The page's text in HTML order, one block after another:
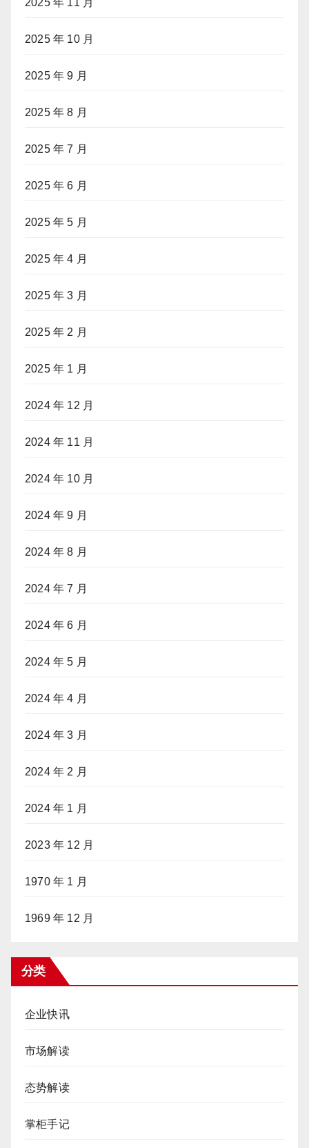
2025 年 11 月
2025 年 10 月
2025 年 9 月
2025 年 8 月
2025 年 7 月
2025 年 6 月
2025 年 5 月
2025 年 4 月
2025 年 3 月
2025 年 2 月
2025 年 1 月
2024 年 12 月
2024 年 11 月
2024 年 10 月
2024 年 9 月
2024 年 8 月
2024 年 7 月
2024 年 6 月
2024 年 5 月
2024 年 4 月
2024 年 3 月
2024 年 2 月
2024 年 1 月
2023 年 12 月
1970 年 1 月
1969 年 12 月
分类
企业快讯
市场解读
态势解读
掌柜手记